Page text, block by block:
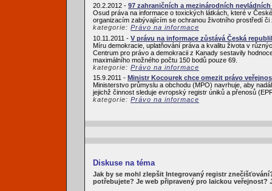
20.2.2012 - 97 zahraničních a mezinárodních
Osud práva na informace o toxických látkách, které v
organizacím zabývajícím se ochranou životního prostředí či
kategorie: Právo na informace
10.11.2011 - V právu na informace zůstává Česká
Míru demokracie, uplatňování práva a kvalitu života v
Centrum pro právo a demokracii z Kanady sestavily
maximálního možného počtu 150 bodů pouze 69.
kategorie: Právo na informace
15.9.2011 - Ministr Kocourek chce omezit právo
Ministerstvo průmyslu a obchodu (MPO) navrhuje, aby
jejichž činnost sleduje evropský registr úniků a přenosů
kategorie: Právo na informace
Diskuse na téma
Jak by se mohl zlepšit Integrovaný registr
potřebujete? Je web připravený pro laickou veřejnost?